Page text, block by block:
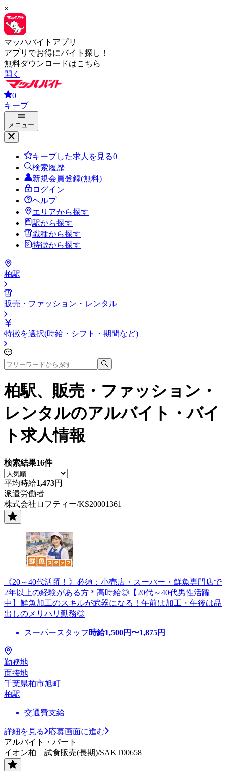
×
マッハバイトアプリ
アプリでお得にバイト探し！
無料ダウンロードはこちら
開く
0
キープ
メニュー
キープした求人を見る0
検索履歴
新規会員登録(無料)
ログイン
ヘルプ
エリアから探す
駅から探す
職種から探す
特徴から探す
柏駅
販売・ファッション・レンタル
特徴を選択(時給・シフト・期間など)
柏駅、販売・ファッション・
レンタルのアルバイト・バイ
ト求人情報
検索結果16件
平均時給1,473円
派遣労働者
株式会社ロフティー/KS20001361
《20～40代活躍！》必須：小売店・スーパー・鮮魚専門店で
2年以上の経験がある方＊高時給◎【20代～40代男性活躍
中】鮮魚加工のスキルが武器になる！午前は加工・午後は品
出しのメリハリ勤務◎
スーパースタッフ 時給1,500円〜1,875円
勤務地
面接地
千葉県柏市旭町
柏駅
交通費支給
詳細を見る
応募画面に進む
アルバイト・パート
イオン柏 試食販売(長期)/SAKT00658